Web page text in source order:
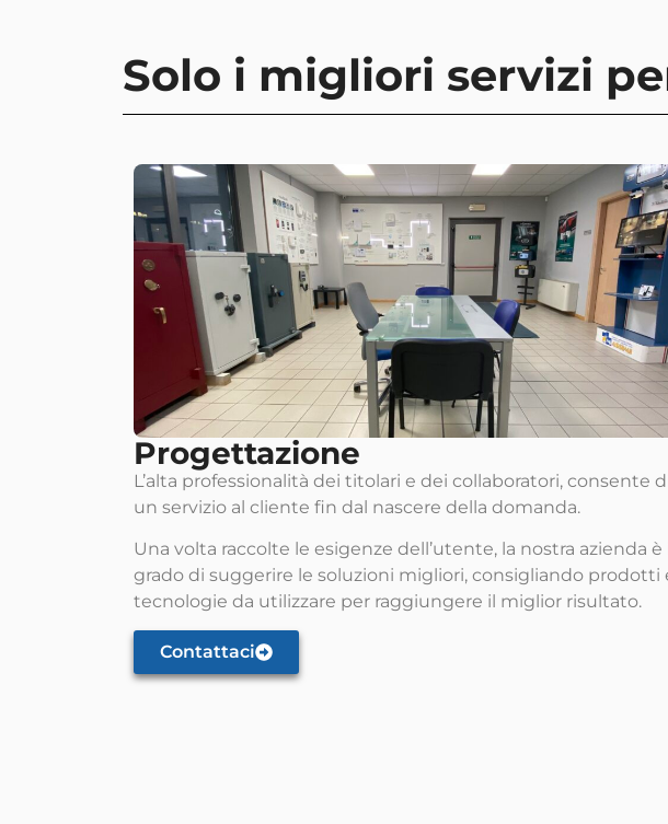
Solo i migliori servizi
Progettazione
L’alta professionalità dei titolari e dei collaboratori, consente
un servizio al cliente fin dal nascere della domanda.
Una volta raccolte le esigenze dell’utente, la nostra azienda è
grado di suggerire le soluzioni migliori, consigliando prodotti
tecnologie da utilizzare per raggiungere il miglior risultato.
Contattaci